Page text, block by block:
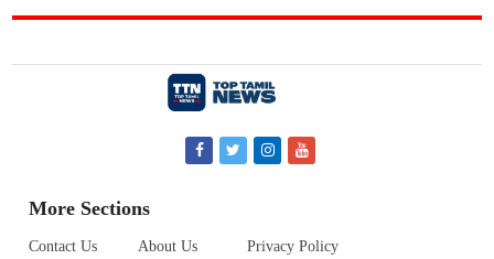
More Sections
Contact Us About Us Privacy Policy